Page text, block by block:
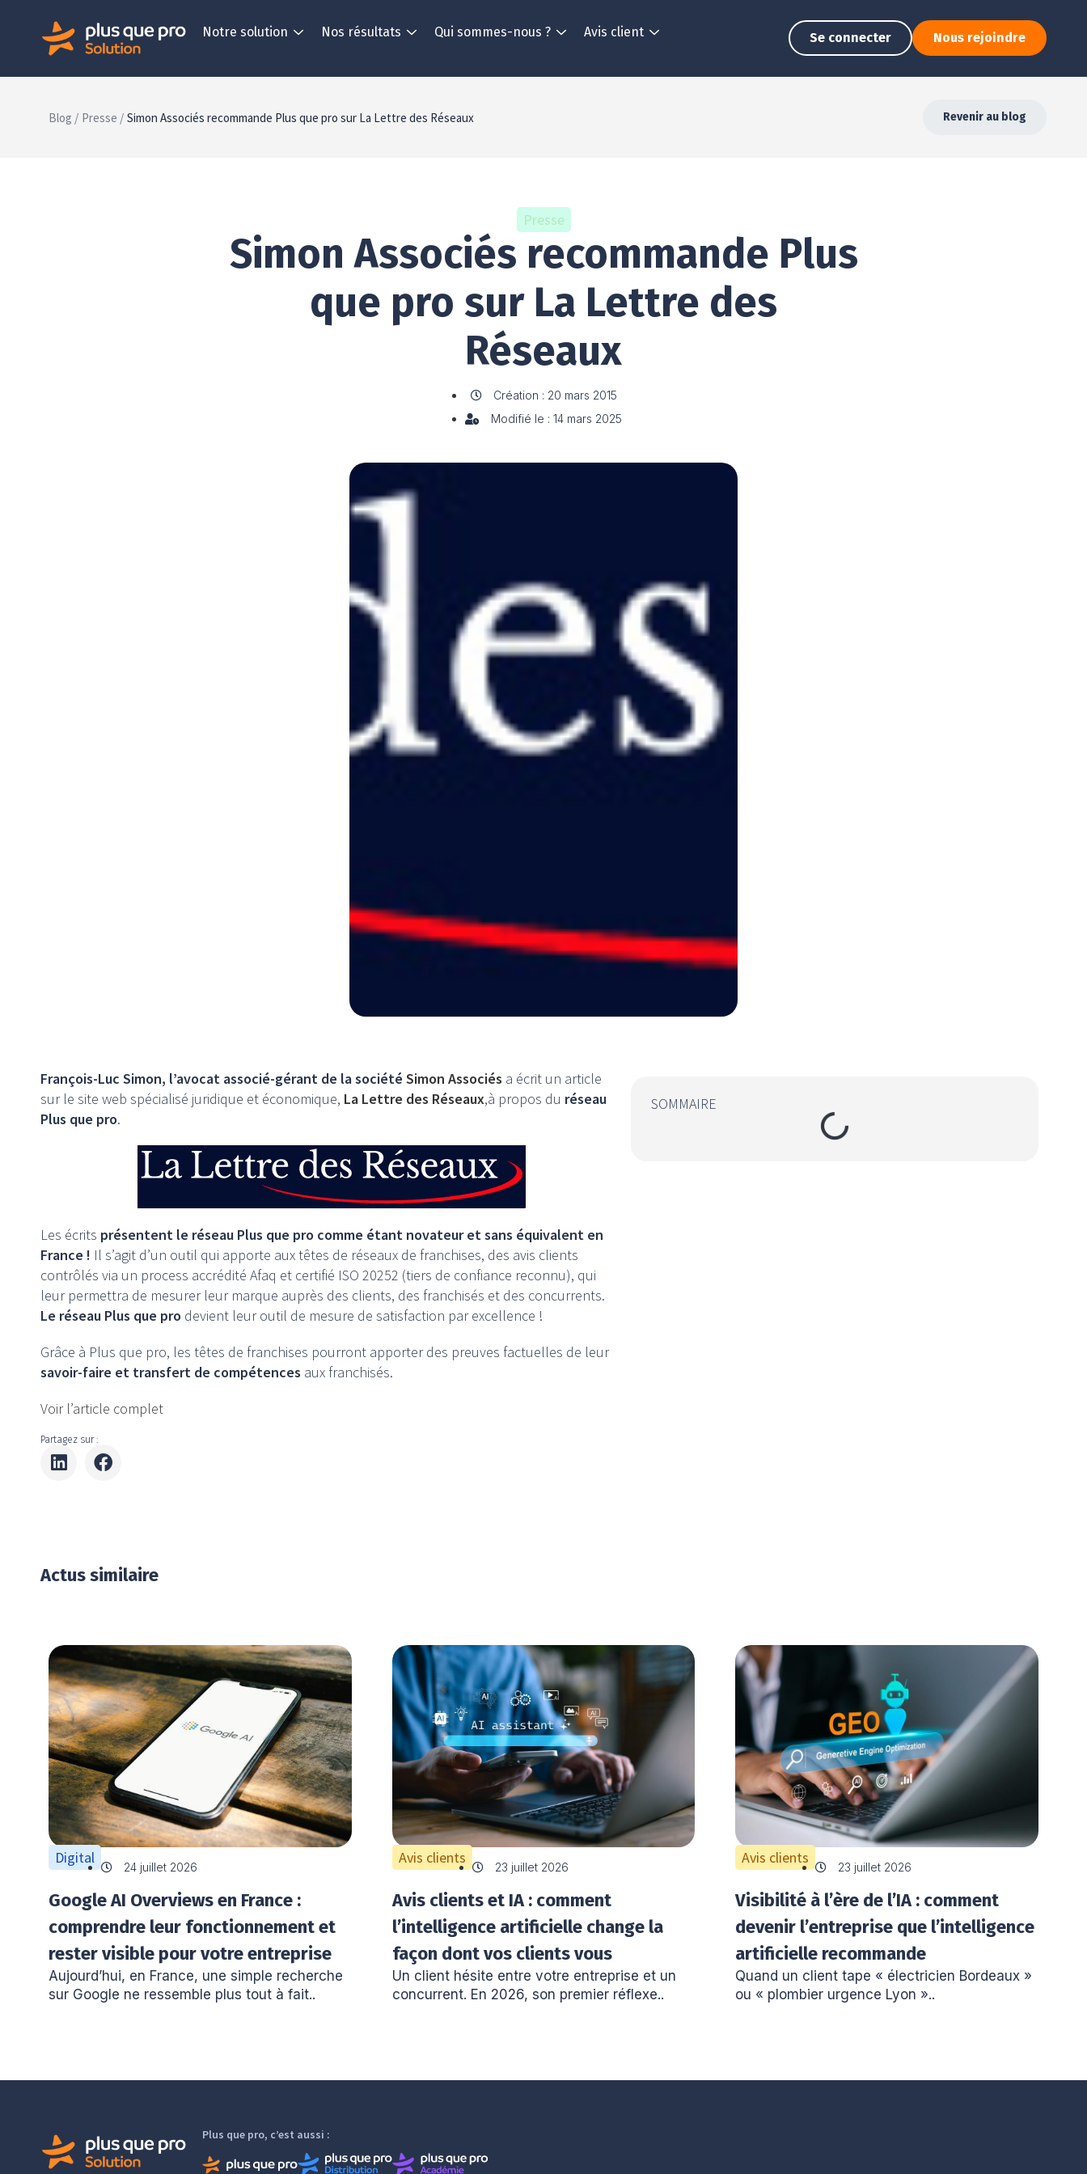
Notre solution Nos résultats Qui sommes-nous ? Avis client Se connecter Nous rejoindre
Blog / Presse / Simon Associés recommande Plus que pro sur La Lettre des Réseaux Revenir au blog
Presse
Simon Associés recommande Plus
que pro sur La Lettre des
Réseaux
Création : 20 mars 2015
Modifié le : 14 mars 2025
François-Luc Simon, l’avocat associé-gérant de la société Simon Associés a écrit un article
sur le site web spécialisé juridique et économique, La Lettre des Réseaux,à propos du réseau
Plus que pro.
Les écrits présentent le réseau Plus que pro comme étant novateur et sans équivalent en
France ! Il s’agit d’un outil qui apporte aux têtes de réseaux de franchises, des avis clients
contrôlés via un process accrédité Afaq et certifié ISO 20252 (tiers de confiance reconnu), qui
leur permettra de mesurer leur marque auprès des clients, des franchisés et des concurrents.
Le réseau Plus que pro devient leur outil de mesure de satisfaction par excellence !
Grâce à Plus que pro, les têtes de franchises pourront apporter des preuves factuelles de leur
savoir-faire et transfert de compétences aux franchisés.
Voir l’article complet
Partagez sur :
SOMMAIRE
Actus similaire
Digital
24 juillet 2026
Google AI Overviews en France :
comprendre leur fonctionnement et
rester visible pour votre entreprise
Aujourd’hui, en France, une simple recherche
sur Google ne ressemble plus tout à fait..
Avis clients
23 juillet 2026
Avis clients et IA : comment
l’intelligence artificielle change la
façon dont vos clients vous
choisissent
Un client hésite entre votre entreprise et un
concurrent. En 2026, son premier réflexe..
Avis clients
23 juillet 2026
Visibilité à l’ère de l’IA : comment
devenir l’entreprise que l’intelligence
artificielle recommande
Quand un client tape « électricien Bordeaux »
ou « plombier urgence Lyon »..
Plus que pro, c’est aussi :